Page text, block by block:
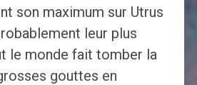
son maximum sur Utrus
leur plus
le monde fait tomber la
gouttes en